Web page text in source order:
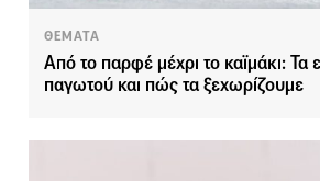
ΘΕΜΑΤΑ
Από το παρφέ μέχρι το καϊμάκι: Τα
παγωτού και πώς τα ξεχωρίζουμε